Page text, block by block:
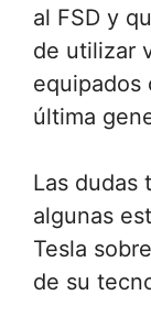
al FSD y
de utilizar
equipados
última
Las dudas
algunas
Tesla
de su